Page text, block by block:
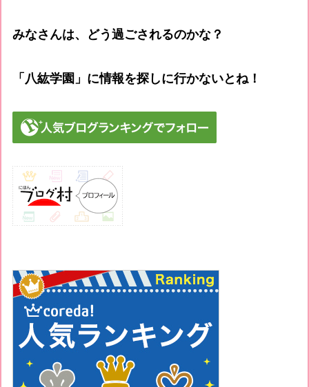
みなさんは、どう過ごされるのかな？
「八紘学園」に情報を探しに行かないとね！